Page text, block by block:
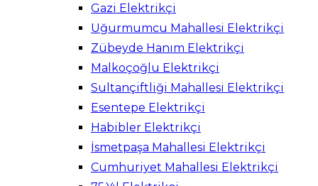
Gazi Elektrikçi
Uğurmumcu Mahallesi Elektrikçi
Zübeyde Hanım Elektrikçi
Malkoçoğlu Elektrikçi
Sultançiftliği Mahallesi Elektrikçi
Esentepe Elektrikçi
Habibler Elektrikçi
İsmetpaşa Mahallesi Elektrikçi
Cumhuriyet Mahallesi Elektrikçi